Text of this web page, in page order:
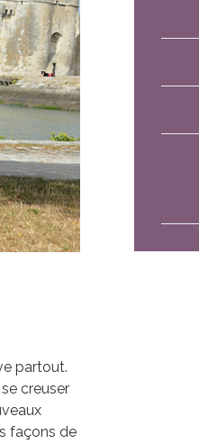
partout.
creuser
façons de